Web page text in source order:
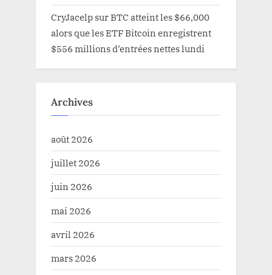
CryJacelp surBTC atteint les $66,000
alors que les ETF Bitcoin enregistrent
$556 millions d’entrées nettes lundi
Archives
août 2026
juillet 2026
juin 2026
mai 2026
avril 2026
mars 2026